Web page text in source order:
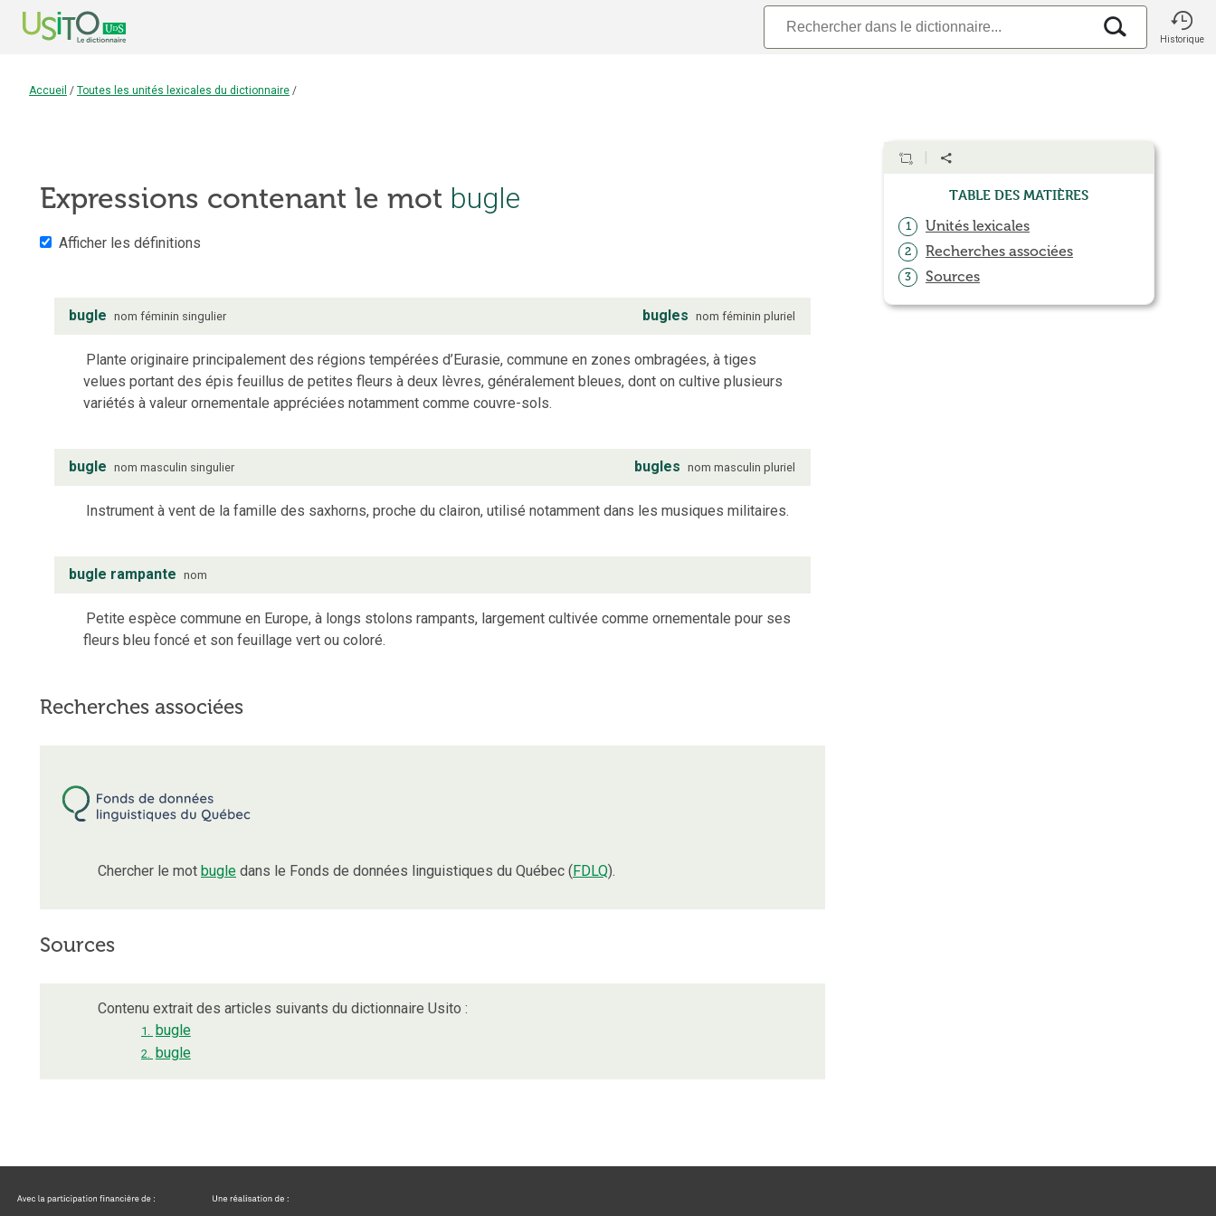
Historique
Accueil / Toutes les unités lexicales du dictionnaire /
Expressions contenant le mot bugle
Afficher les définitions
bugle nom féminin singulier bugles nom féminin pluriel
Plante originaire principalement des régions tempérées d’Eurasie, commune en zones ombragées, à tiges
velues portant des épis feuillus de petites fleurs à deux lèvres, généralement bleues, dont on cultive plusieurs
variétés à valeur ornementale appréciées notamment comme couvre-sols.
bugle nom masculin singulier bugles nom masculin pluriel
Instrument à vent de la famille des saxhorns, proche du clairon, utilisé notamment dans les musiques militaires.
bugle rampante nom
Petite espèce commune en Europe, à longs stolons rampants, largement cultivée comme ornementale pour ses
fleurs bleu foncé et son feuillage vert ou coloré.
Recherches associées
Chercher le mot bugle dans le Fonds de données linguistiques du Québec (FDLQ).
Sources
Contenu extrait des articles suivants du dictionnaire Usito :
1. bugle
2. bugle
Table des matières
1 Unités lexicales
2 Recherches associées
3 Sources